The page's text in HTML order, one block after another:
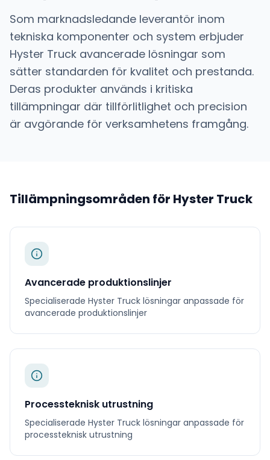
Som marknadsledande leverantör inom
tekniska komponenter och system erbjuder
Hyster Truck avancerade lösningar som
sätter standarden för kvalitet och prestanda.
Deras produkter används i kritiska
tillämpningar där tillförlitlighet och precision
är avgörande för verksamhetens framgång.
Tillämpningsområden för Hyster Truck
Avancerade produktionslinjer
Specialiserade Hyster Truck lösningar anpassade för
avancerade produktionslinjer
Processteknisk utrustning
Specialiserade Hyster Truck lösningar anpassade för
processteknisk utrustning